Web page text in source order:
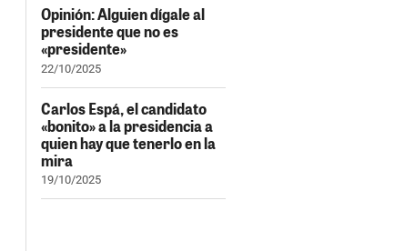
Opinión: Alguien dígale al
presidente que no es
«presidente»
22/10/2025
Carlos Espá, el candidato
«bonito» a la presidencia a
quien hay que tenerlo en la
mira
19/10/2025